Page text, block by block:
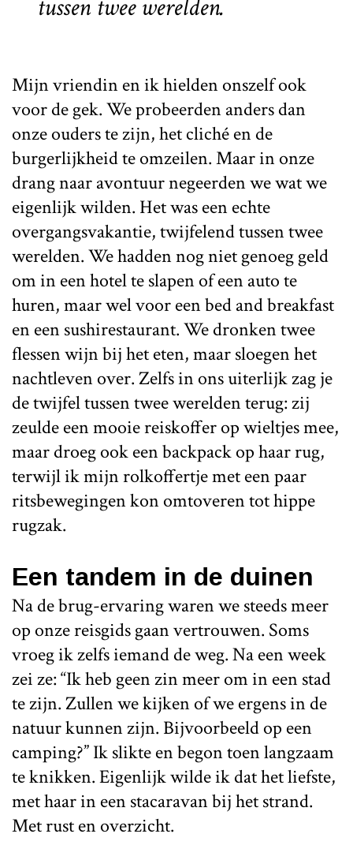
tussen twee werelden.
Mijn vriendin en ik hielden onszelf ook
voor de gek. We probeerden anders dan
onze ouders te zijn, het cliché en de
burgerlijkheid te omzeilen. Maar in onze
drang naar avontuur negeerden we wat we
eigenlijk wilden. Het was een echte
overgangsvakantie, twijfelend tussen twee
werelden. We hadden nog niet genoeg geld
om in een hotel te slapen of een auto te
huren, maar wel voor een bed and breakfast
en een sushirestaurant. We dronken twee
flessen wijn bij het eten, maar sloegen het
nachtleven over. Zelfs in ons uiterlijk zag je
de twijfel tussen twee werelden terug: zij
zeulde een mooie reiskoffer op wieltjes mee,
maar droeg ook een backpack op haar rug,
terwijl ik mijn rolkoffertje met een paar
ritsbewegingen kon omtoveren tot hippe
rugzak.
Een tandem in de duinen
Na de brug-ervaring waren we steeds meer
op onze reisgids gaan vertrouwen. Soms
vroeg ik zelfs iemand de weg. Na een week
zei ze: “Ik heb geen zin meer om in een stad
te zijn. Zullen we kijken of we ergens in de
natuur kunnen zijn. Bijvoorbeeld op een
camping?” Ik slikte en begon toen langzaam
te knikken. Eigenlijk wilde ik dat het liefste,
met haar in een stacaravan bij het strand.
Met rust en overzicht.